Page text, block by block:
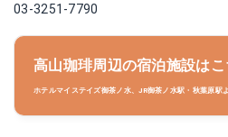
03-3251-7790
高山珈琲周辺の宿泊施設はこ
ホテルマイステイズ御茶ノ水、JR御茶ノ水駅・秋葉原駅